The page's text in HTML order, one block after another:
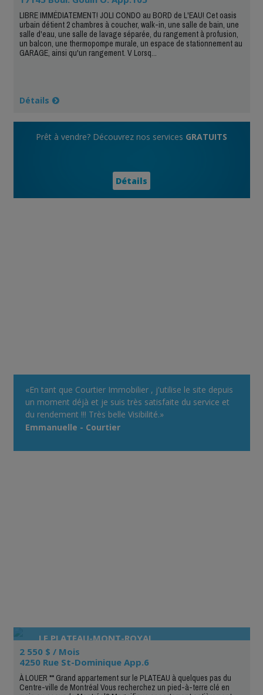
LIBRE IMMÉDIATEMENT! JOLI CONDO au BORD de L'EAU! Cet oasis
urbain détient 2 chambres à coucher, walk-in, une salle de bain, une
salle d'eau, une salle de lavage séparée, du rangement à profusion,
un balcon, une thermopompe murale, un espace de stationnement au
GARAGE, ainsi qu'un rangement. V Lorsq...
Détails
Prêt à vendre? Découvrez nos services GRATUITS
Détails
«En tant que Courtier Immobilier , j'utilise le site depuis
un moment déjà et je suis très satisfaite du service et
du rendement !!! Très belle Visibilité.»
Emmanuelle - Courtier
LE PLATEAU-MONT-ROYAL
2 550 $ / Mois
4250 Rue St-Dominique App.6
À LOUER ** Grand appartement sur le PLATEAU à quelques pas du
Centre-ville de Montréal Vous recherchez un pied-à-terre clé en